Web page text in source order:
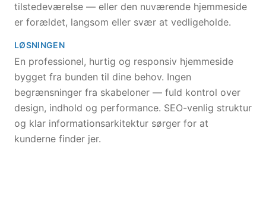
tilstedeværelse — eller den nuværende hjemmeside
er forældet, langsom eller svær at vedligeholde.
LØSNINGEN
En professionel, hurtig og responsiv hjemmeside
bygget fra bunden til dine behov. Ingen
begrænsninger fra skabeloner — fuld kontrol over
design, indhold og performance. SEO-venlig struktur
og klar informationsarkitektur sørger for at
kunderne finder jer.